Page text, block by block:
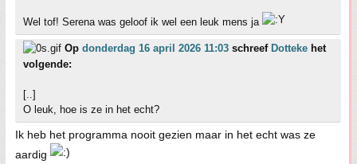
Wel tof! Serena was geloof ik wel een leuk mens ja
Op donderdag 16 april 2026 11:03 schreef Dotteke het
volgende:
[..]
O leuk, hoe is ze in het echt?
Ik heb het programma nooit gezien maar in het echt was ze
aardig